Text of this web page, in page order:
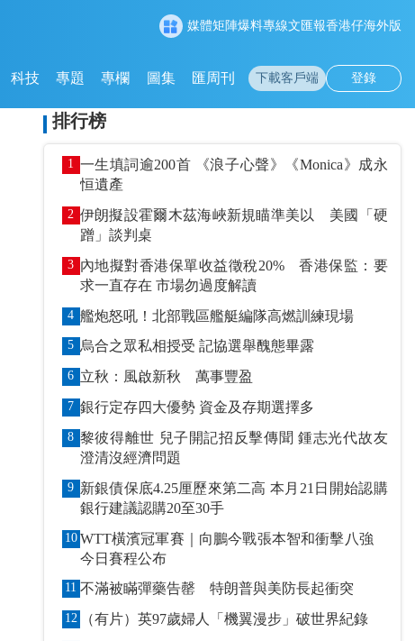
媒體矩陣爆料專線文匯報香港仔海外版
科技 專題 專欄 圖集 匯周刊 下載客戶端 登錄
排行榜
1 一生填詞逾200首 《浪子心聲》《Monica》成永
恒遺產
2 伊朗擬設霍爾木茲海峽新規瞄準美以 美國「硬
蹭」談判桌
3 內地擬對香港保單收益徵稅20% 香港保監：要
求一直存在 市場勿過度解讀
4 艦炮怒吼！北部戰區艦艇編隊高燃訓練現場
5 烏合之眾私相授受 記協選舉醜態畢露
6 立秋：風啟新秋 萬事豐盈
7 銀行定存四大優勢 資金及存期選擇多
8 黎彼得離世 兒子開記招反擊傳聞 鍾志光代故友
澄清沒經濟問題
9 新銀債保底4.25厘歷來第二高 本月21日開始認購
銀行建議認購20至30手
10 WTT橫濱冠軍賽｜向鵬今戰張本智和衝擊八強
今日賽程公布
11 不滿被瞞彈藥告罄 特朗普與美防長起衝突
12 （有片）英97歲婦人「機翼漫步」破世界紀錄